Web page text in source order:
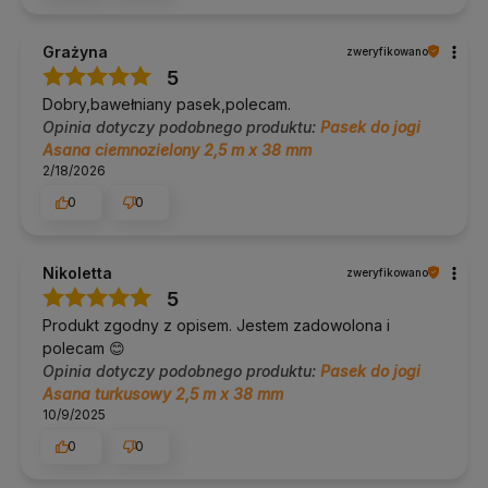
Dodatkowe informacje
Dostawa:Polska i UE, darmowa od 100 zł.
Zwroty:
14 dni bez podania przyczyny.
Pomoc w doborze:tel. 690 447 426 (pon–pt 9:30–16:30),
info@yogabazar.pl.
Od 2014 roku doradzamy w doborze sprzętu do jogi i pilatesu.
a po naszym bezpłatnym doradztwie zwroty zdarzają się
Kolor / wzór
WariantCzarny. neutralna, uniwersalna czerń. Pozostałe cechy
są wspólne dla wszystkich wariantów tego modelu.
O Yoga Bazar
Yoga Bazar to polski sklep specjalistyczny z jogą i
Grażyna zweryfikowano
5
Dobry,bawełniany pasek,polecam.
Opinia dotyczy podobnego produktu: Pasek do jogi
Asana ciemnozielony 2,5 m x 38 mm
2/18/2026
0
0
Nikoletta zweryfikowano
5
Produkt zgodny z opisem. Jestem zadowolona i
polecam 😊
Opinia dotyczy podobnego produktu: Pasek do jogi
Asana turkusowy 2,5 m x 38 mm
10/9/2025
0
0